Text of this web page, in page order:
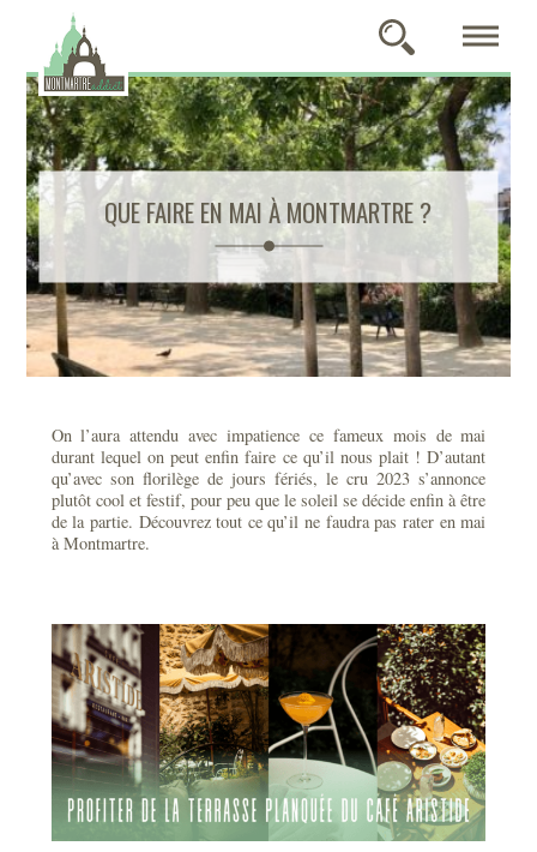
QUE FAIRE EN MAI À MONTMARTRE ?
On l’aura attendu avec impatience ce fameux mois de mai
durant lequel on peut enfin faire ce qu’il nous plait ! D’autant
qu’avec son florilège de jours fériés, le cru 2023 s’annonce
plutôt cool et festif, pour peu que le soleil se décide enfin à être
de la partie. Découvrez tout ce qu’il ne faudra pas rater en mai
à Montmartre.